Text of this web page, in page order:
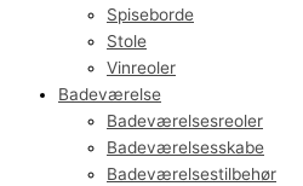
Spiseborde
Stole
Vinreoler
Badeværelse
Badeværelsesreoler
Badeværelsesskabe
Badeværelsestilbehør